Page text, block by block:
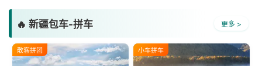
🔥 新疆包车-拼车 更多 >
散客拼团 小车拼车